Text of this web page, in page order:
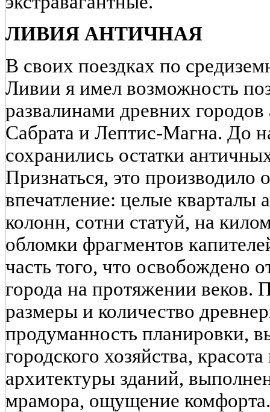
ЛИВИЯ АНТИЧНАЯ
В своих поездках по
Ливии я имел возможность
развалинами древних
Сабрата и Лептис-Магна. До
сохранились остатки
Признаться, это
впечатление: целые кварталы
колонн, сотни статуй, на
обломки фрагментов
часть того, что освобождено
города на протяжении веков.
размеры и количество
продуманность планировки,
городского хозяйства,
архитектуры зданий,
мрамора, ощущение комфорта.